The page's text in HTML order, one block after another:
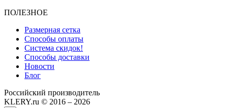
ПОЛЕЗНОЕ
Размерная сетка
Способы оплаты
Система скидок!
Способы доставки
Новости
Блог
Российский производитель
KLERY.ru © 2016 – 2026